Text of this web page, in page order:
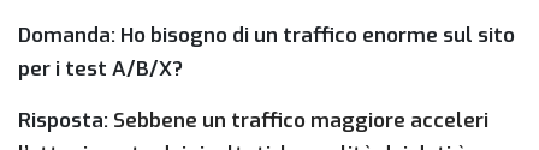
Domanda: Ho bisogno di un traffico enorme sul sito
per i test A/B/X?
Risposta: Sebbene un traffico maggiore acceleri